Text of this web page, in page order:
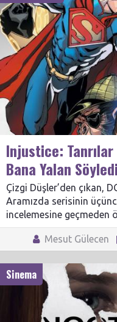
Injustice: Tanrılar
Bana Yalan
Çizgi Düşler’den çıkan,
Aramızda serisinin
incelemesine
Mesut Gülecen
Sinema